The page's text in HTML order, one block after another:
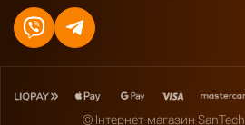
© Інтернет-магазин SanTech,